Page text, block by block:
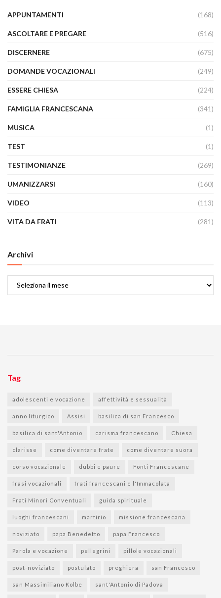
APPUNTAMENTI (168)
ASCOLTARE E PREGARE (516)
DISCERNERE (675)
DOMANDE VOCAZIONALI (249)
ESSERE CHIESA (224)
FAMIGLIA FRANCESCANA (341)
MUSICA (1)
TEST (1)
TESTIMONIANZE (269)
UMANIZZARSI (160)
VIDEO (113)
VITA DA FRATI (281)
Archivi
Tag
adolescenti e vocazione affettività e sessualità
anno liturgico Assisi basilica di san Francesco
basilica di sant'Antonio carisma francescano Chiesa
clarisse come diventare frate come diventare suora
corso vocazionale dubbi e paure Fonti Francescane
frasi vocazionali frati francescani e l'Immacolata
Frati Minori Conventuali guida spirituale
luoghi francescani martirio missione francescana
noviziato papa Benedetto papa Francesco
Parola e vocazione pellegrini pillole vocazionali
post-noviziato postulato preghiera san Francesco
san Massimiliano Kolbe sant'Antonio di Padova